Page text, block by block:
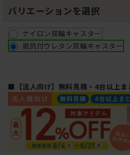
バリエーションを選択
ナイロン双輪キャスター
抵抗付ウレタン双輪キャスター
■【法人向け】無料見積・4台以上ま